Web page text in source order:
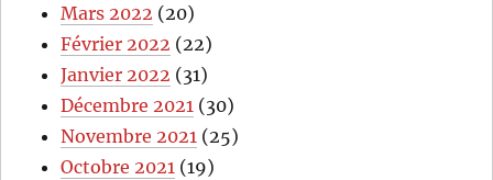
Mars 2022 (20)
Février 2022 (22)
Janvier 2022 (31)
Décembre 2021 (30)
Novembre 2021 (25)
Octobre 2021 (19)